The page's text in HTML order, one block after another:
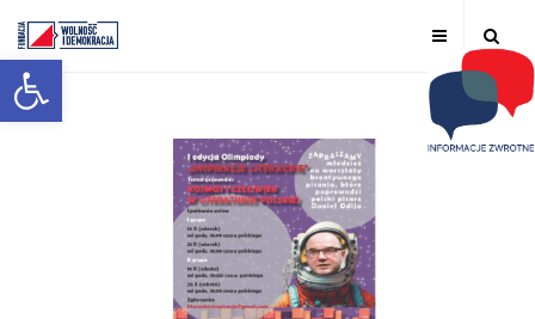
Otwórz pasek narzędzi